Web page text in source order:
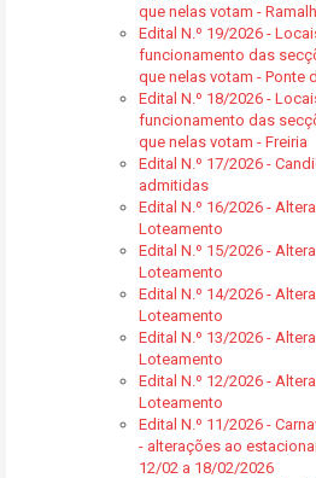
que nelas votam -
Edital N.º 19/2026 -
funcionamento das
que nelas votam - Ponte
Edital N.º 18/2026 -
funcionamento das
que nelas votam - Freiria
Edital N.º 17/2026 -
admitidas
Edital N.º 16/2026 -
Loteamento
Edital N.º 15/2026 -
Loteamento
Edital N.º 14/2026 -
Loteamento
Edital N.º 13/2026 -
Loteamento
Edital N.º 12/2026 -
Loteamento
Edital N.º 11/2026 -
- alterações ao
12/02 a 18/02/2026